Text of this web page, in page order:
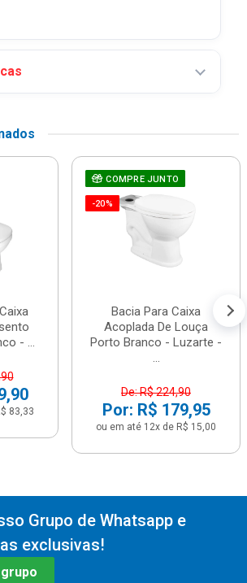
- ...
83,33
COMPRE JUNTO
-20%
Bacia Para Caixa
Acoplada De Louça
Porto Branco - Luzarte -
...
De: R$ 224,90
Por: R$ 179,95
ou em até 12x de R$ 15,00
Grupo de Whatsapp e
exclusivas!